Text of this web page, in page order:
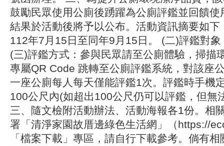
鼓勵民眾使用公廁後踴躍為公廁評鑑並回饋
結果於活動後將予以公布。活動資訊摘要如下
112年7月15日至同年9月15日。 (二)評鑑對
(三)評鑑方式：參與民眾請至公廁體驗，掃描
專屬QR Code 跳轉至公廁評鑑系統，對該座
一座公廁每人每天僅能評鑑1次。評鑑時手機
100公尺內(如超出100公尺仍可以評鑑，但無
三、隨文檢附活動辦法、活動海報各1份。相
署「清淨家園故厝邊綠色生活網」（https://
「檔案下載」專區，請自行下載參考。倘有